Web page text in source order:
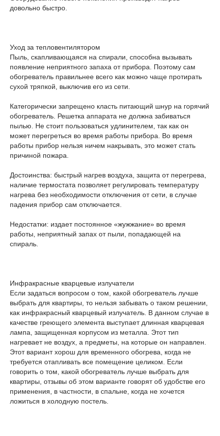
довольно быстро.
Уход за тепловентилятором
Пыль, скапливающаяся на спирали, способна вызывать
появление неприятного запаха от прибора. Поэтому сам
обогреватель правильнее всего как можно чаще протирать
сухой тряпкой, выключив его из сети.
Категорически запрещено класть питающий шнур на горячий
обогреватель. Решетка аппарата не должна забиваться
пылью. Не стоит пользоваться удлинителем, так как он
может перегреться во время работы прибора. Во время
работы прибор нельзя ничем накрывать, это может стать
причиной пожара.
Достоинства: быстрый нагрев воздуха, защита от перегрева,
наличие термостата позволяет регулировать температуру
нагрева без необходимости отключения от сети, в случае
падения прибор сам отключается.
Недостатки: издает постоянное «жужжание» во время
работы, неприятный запах от пыли, попадающей на
спираль.
Инфракрасные кварцевые излучатели
Если задаться вопросом о том, какой обогреватель лучше
выбрать для квартиры, то нельзя забывать о таком решении,
как инфракрасный кварцевый излучатель. В данном случае в
качестве греющего элемента выступает длинная кварцевая
лампа, защищенная корпусом из металла. Этот тип
нагревает не воздух, а предметы, на которые он направлен.
Этот вариант хорош для временного обогрева, когда не
требуется отапливать все помещение целиком. Если
говорить о том, какой обогреватель лучше выбрать для
квартиры, отзывы об этом варианте говорят об удобстве его
применения, в частности, в спальне, когда не хочется
ложиться в холодную постель.